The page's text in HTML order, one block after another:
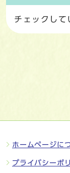
チェックして
ホームページに
プライバシーポ